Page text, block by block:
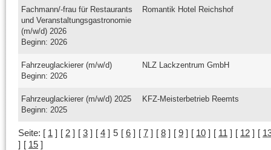
Fachmann/-frau für Restaurants
und Veranstaltungsgastronomie
(m/w/d) 2026
Beginn: 2026
Romantik Hotel Reichshof
Fahrzeuglackierer (m/w/d)
Beginn: 2026
NLZ Lackzentrum GmbH
Fahrzeuglackierer (m/w/d) 2025
Beginn: 2025
KFZ-Meisterbetrieb Reemts
Seite: [ 1 ] [ 2 ] [ 3 ] [ 4 ] 5 [ 6 ] [ 7 ] [ 8 ] [ 9 ] [ 10 ] [ 11 ] [ 12 ] [
] [ 15 ]